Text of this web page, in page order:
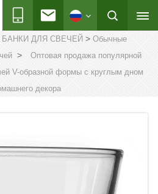
БАНКИ ДЛЯ СВЕЧЕЙ> Обычные
>
Оптовая продажа популярной
V-образной формы с круглым дном
декора